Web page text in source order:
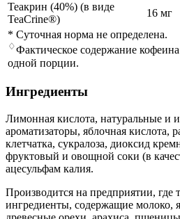
Теакрин (40%) (в виде
TeaCrine®)
16 мг
* Суточная норма не определена.
♢Фактическое содержание кофеина
одной порции.
Ингредиенты
Лимонная кислота, натуральные и
ароматизаторы, яблочная кислота,
клетчатка, сукралоза, диоксид
фруктовый и овощной соки (в
ацесульфам калия.
Производится на предприятии, где
ингредиенты, содержащие молоко,